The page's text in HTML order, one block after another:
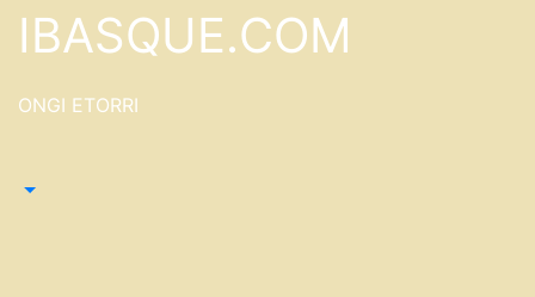
Saltar
IBASQUE.COM
ONGI ETORRI